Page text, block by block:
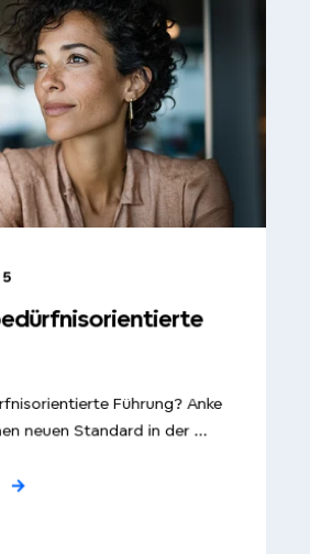
Führung? Anke
neuen Standard in der ...